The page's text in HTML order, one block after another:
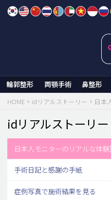
Skip
輪郭整形 両顎手術 鼻整形
HOME idリアルストーリー 日本
idリアルストーリー
日本人モニターのリアルな体験
手術日記と感謝の手紙
症例写真で施術結果を見る